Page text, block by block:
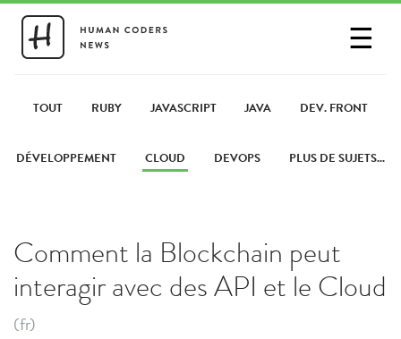
☰
PARTAGER UN LIEN
TOUT RUBY JAVASCRIPT JAVA DEV. FRONT
DÉVELOPPEMENT CLOUD DEVOPS PLUS DE SUJETS...
Comment la Blockchain peut
interagir avec des API et le Cloud
(fr)